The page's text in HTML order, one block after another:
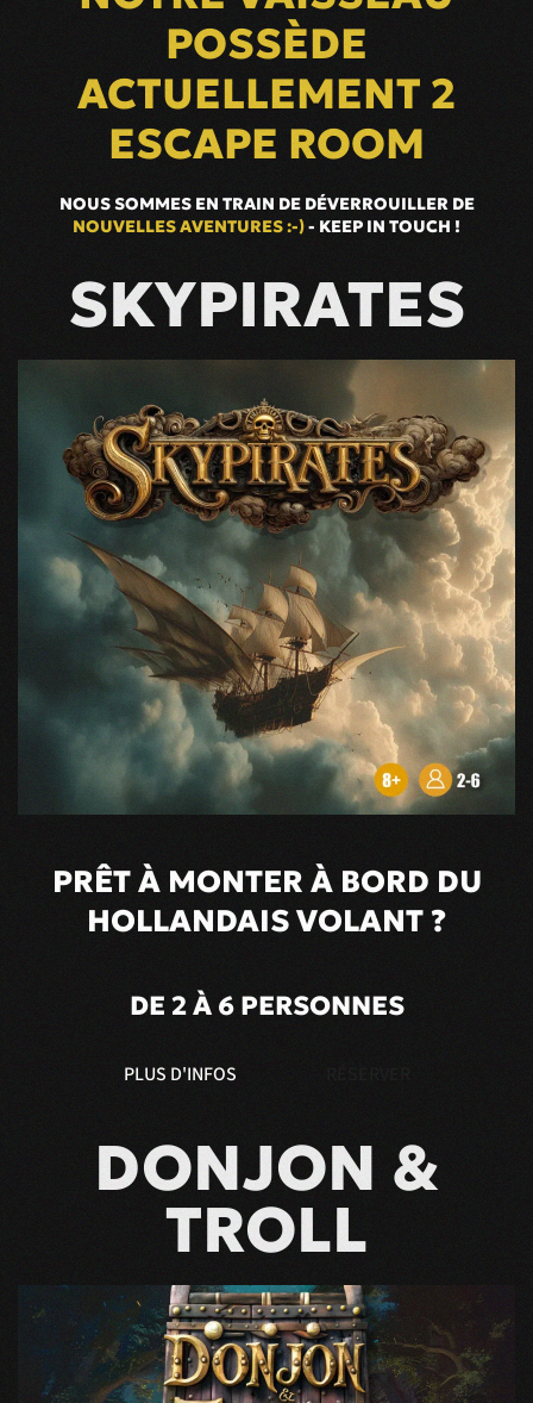
POSSÈDE
ACTUELLEMENT 2
ESCAPE ROOM
NOUS SOMMES EN TRAIN DE DÉVERROUILLER DE
NOUVELLES AVENTURES :-)- KEEP IN TOUCH !
SKYPIRATES
PRÊT À MONTER À BORD DU
HOLLANDAIS VOLANT ?
DE 2 À 6 PERSONNES
PLUS D'INFOS
DONJON &
TROLL